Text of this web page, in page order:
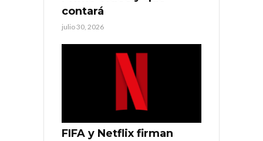
contará
julio 30, 2026
FIFA y Netflix firman